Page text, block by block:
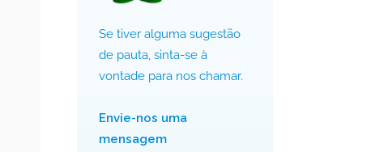
Se tiver alguma sugestão
de pauta, sinta-se à
vontade para nos chamar.
Envie-nos uma
mensagem